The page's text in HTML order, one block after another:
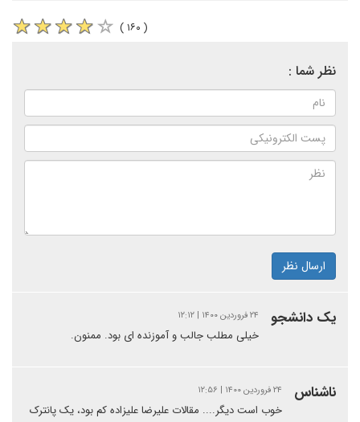
( ۱۶۰ )
نظر شما :
ارسال نظر
یک دانشجو ۲۴ فروردین ۱۴۰۰ | ۱۲:۱۲
خیلی مطلب جالب و آموزنده ای بود. ممنون.
ناشناس ۲۴ فروردین ۱۴۰۰ | ۱۲:۵۶
خوب است دیگر.... مقالات علیرضا علیزاده کم بود، یک پانترک